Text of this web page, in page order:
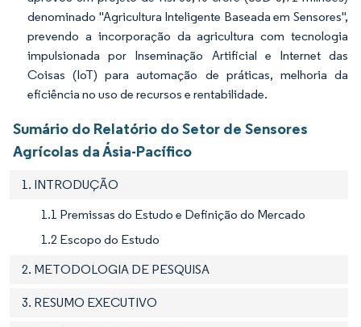
denominado "Agricultura Inteligente Baseada em Sensores",
prevendo a incorporação da agricultura com tecnologia
impulsionada por Inseminação Artificial e Internet das
Coisas (IoT) para automação de práticas, melhoria da
eficiência no uso de recursos e rentabilidade.
Sumário do Relatório do Setor de Sensores
Agrícolas da Ásia-Pacífico
1. INTRODUÇÃO
1.1 Premissas do Estudo e Definição do Mercado
1.2 Escopo do Estudo
2. METODOLOGIA DE PESQUISA
3. RESUMO EXECUTIVO